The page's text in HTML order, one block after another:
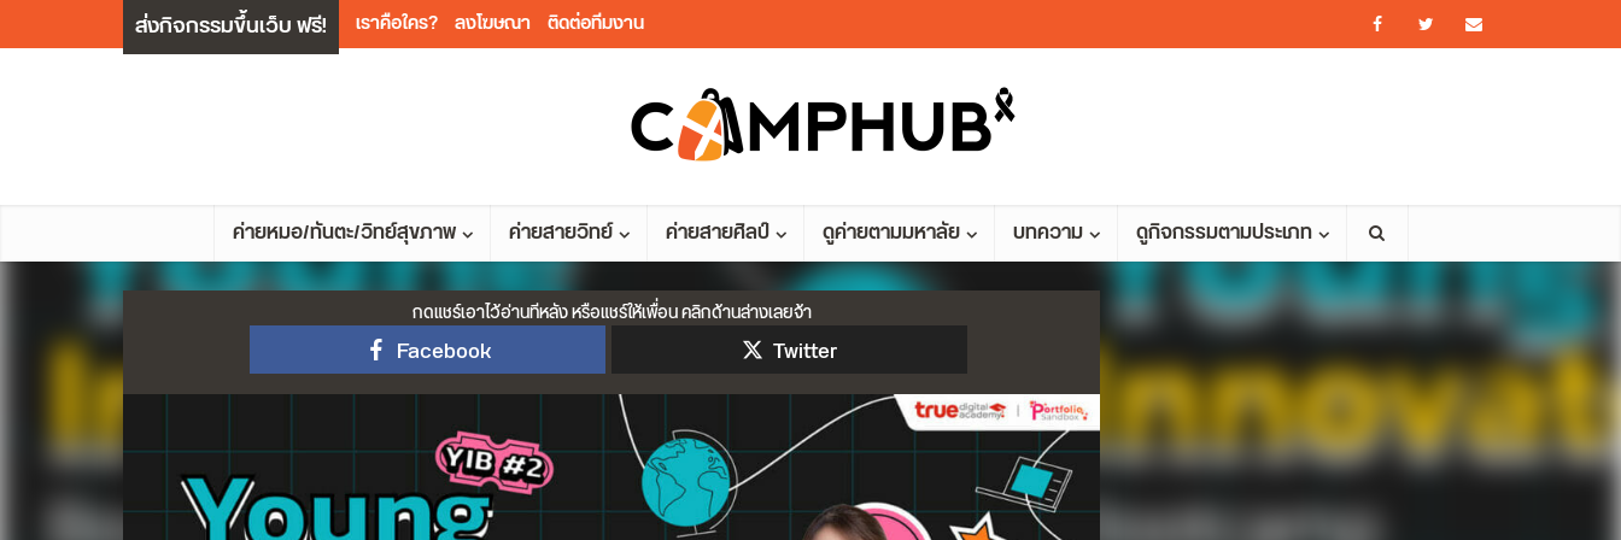
ส่งกิจกรรมขึ้นเว็บ ฟรี! เราคือใคร? ลงโฆษณา ติดต่อทีมงาน
ค่ายหมอ/ทันตะ/วิทย์สุขภาพ ค่ายสายวิทย์ ค่ายสายศิลป์ ดูค่ายตามมหาลัย บทความ ดูกิจกรรมตามประเภท
กดแชร์เอาไว้อ่านทีหลัง หรือแชร์ให้เพื่อน คลิกด้านล่างเลยจ้า
Facebook Twitter